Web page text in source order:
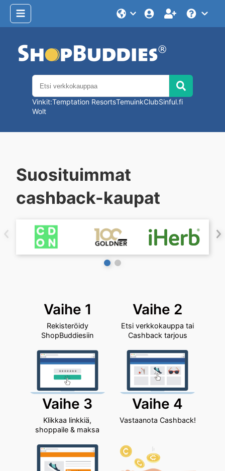
Etsi
Vinkit:Temptation ResortsTemuinkClubSinful.fi
Wolt
Valitse
kieli
Help
korkeimman
Cashbackin
|
ShopBuddies
Suosituimmat
cashback-kaupat
Vaihe 1
Rekisteröidy
ShopBuddiesiin
Vaihe 2
Etsi verkkokauppa tai
Cashback tarjous
Vaihe 3
Klikkaa linkkiä,
shoppaile & maksa
Vaihe 4
Vastaanota Cashback!